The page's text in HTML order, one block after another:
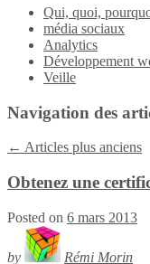
Qui, quoi,
média sociaux
Analytics
Développement
Veille
Navigation des
← Articles plus anciens
Obtenez une
Posted on 6 mars 2013
by
Rémi Morin